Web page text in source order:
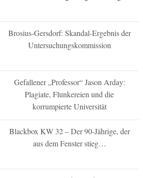
Brosius-Gersdorf: Skandal-Ergebnis der
Untersuchungskommission
Gefallener „Professor“ Jason Arday:
Plagiate, Flunkereien und die
korrumpierte Universität
Blackbox KW 32 – Der 90-Jährige, der
aus dem Fenster stieg…